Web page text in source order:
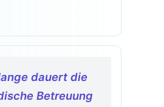
dauert die
Betreuung